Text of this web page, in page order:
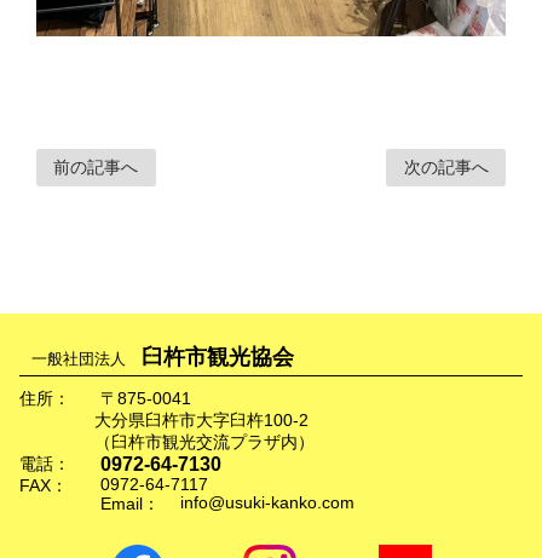
前の記事へ 次の記事へ
一般社団法人 臼杵市観光協会
住所：
〒875-0041
大分県臼杵市大字臼杵100-2
（臼杵市観光交流プラザ内）
電話：
0972-64-7130
FAX：
0972-64-7117
Email：
info@usuki-kanko.com